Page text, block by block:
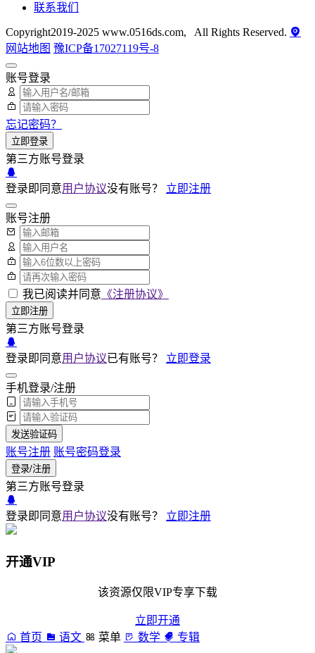
联系我们
Copyright2019-2025 www.0516ds.com, All Rights Reserved.
网站地图 豫ICP备17027119号-8
账号登录
忘记密码？
立即登录
第三方账号登录
登录即同意用户协议没有账号？ 立即注册
账号注册
我已阅读并同意 《注册协议》
立即注册
第三方账号登录
登录即同意用户协议已有账号？ 立即登录
手机登录/注册
发送验证码
账号注册 账号密码登录
登录/注册
第三方账号登录
登录即同意用户协议没有账号？ 立即注册
开通VIP
该资源仅限VIP专享下载
立即开通
首页
语文 菜单 数学 专辑